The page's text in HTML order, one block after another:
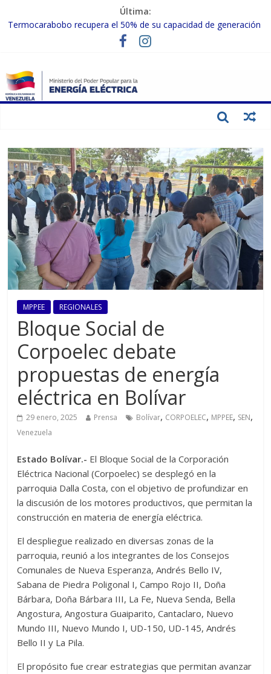
Última:
Termocarabobo recupera el 50% de su capacidad de generación
MPPEE avanza en la recuperación de infraestructuras eléctricas
Gobierno Nacional coordina acciones con el sector privado para
fortalecer el SEN ante el «Súper Niño»
Inspeccionan trabajos de rehabilitación en instalaciones del SEN
MPPEE REGIONALES
Bloque Social de
Corpoelec debate
propuestas de energía
eléctrica en Bolívar
29 enero, 2025 Prensa Bolívar, CORPOELEC, MPPEE, SEN,
Venezuela
Estado Bolívar.- El Bloque Social de la Corporación
Eléctrica Nacional (Corpoelec) se desplegó en la
parroquia Dalla Costa, con el objetivo de profundizar en
la discusión de los motores productivos, que permitan la
construcción en materia de energía eléctrica.
El despliegue realizado en diversas zonas de la
parroquia, reunió a los integrantes de los Consejos
Comunales de Nueva Esperanza, Andrés Bello IV,
Sabana de Piedra Poligonal I, Campo Rojo II, Doña
Bárbara, Doña Bárbara III, La Fe, Nueva Senda, Bella
Angostura, Angostura Guaiparito, Cantaclaro, Nuevo
Mundo III, Nuevo Mundo I, UD-150, UD-145, Andrés
Bello II y La Pila.
El propósito fue crear estrategias que permitan avanzar